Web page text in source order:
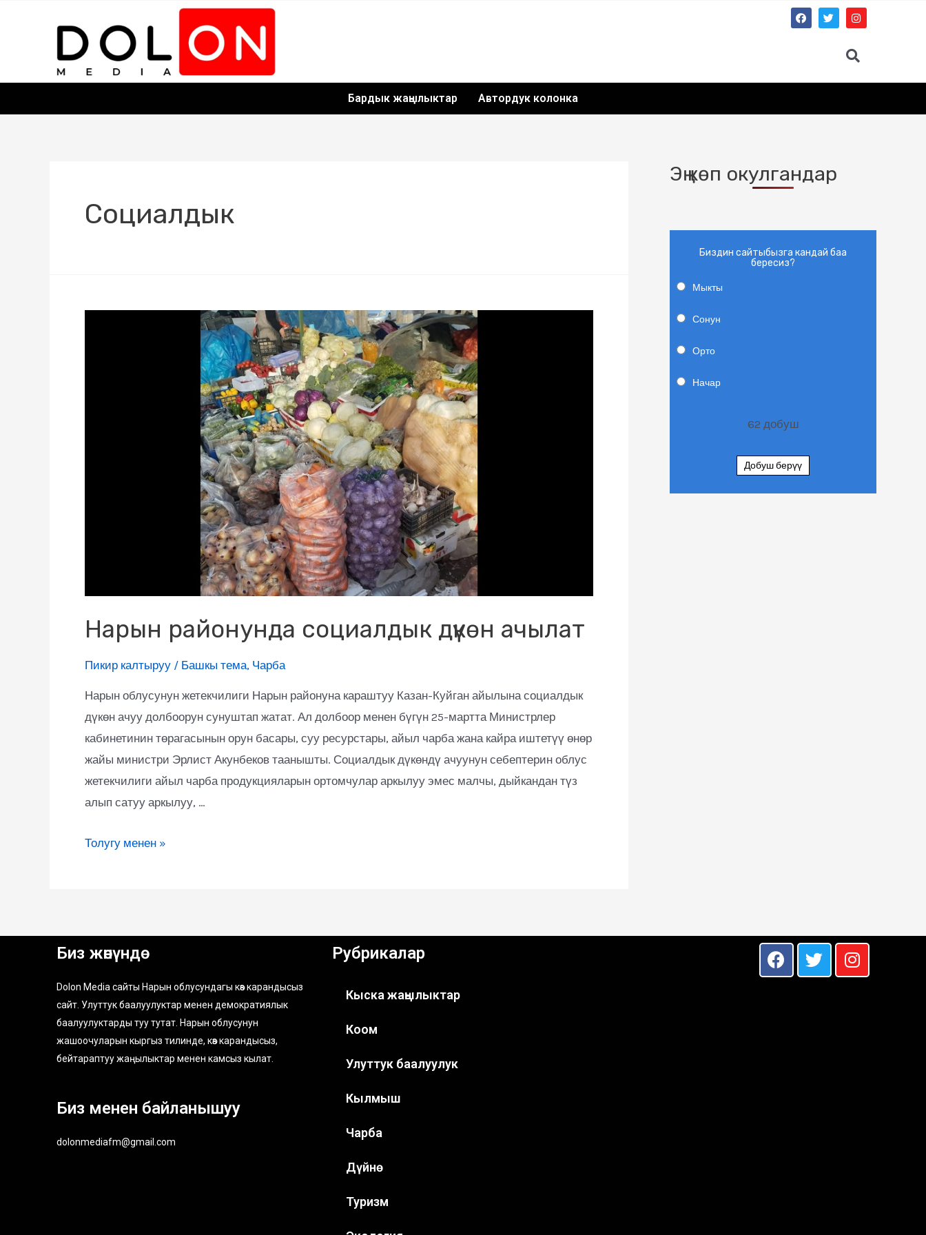
Бардык жаңылыктар Автордук колонка
Социалдык
Нарын районунда социалдык дүкөн ачылат
Пикир калтыруу / Башкы тема, Чарба
Нарын облусунун жетекчилиги Нарын районуна караштуу Казан-Куйган айылына социалдык
дүкөн ачуу долбоорун сунуштап жатат. Ал долбоор менен бүгүн 25-мартта Министрлер
кабинетинин төрагасынын орун басары, суу ресурстары, айыл чарба жана кайра иштетүү өнөр
жайы министри Эрлист Акунбеков таанышты. Социалдык дүкөндү ачуунун себептерин облус
жетекчилиги айыл чарба продукцияларын ортомчулар аркылуу эмес малчы, дыйкандан түз
алып сатуу аркылуу, …
Толугу менен »
Эң көп окулгандар
Биздин сайтыбызга кандай баа
бересиз?
Мыкты
Сонун
Орто
Начар
62 добуш
Добуш берүү
Биз жөнүндө
Dolon Media сайты Нарын облусундагы көз карандысыз
сайт. Улуттук баалуулуктар менен демократиялык
баалуулуктарды туу тутат. Нарын облусунун
жашоочуларын кыргыз тилинде, көз карандысыз,
бейтараптуу жаңылыктар менен камсыз кылат.
Биз менен байланышуу
dolonmediafm@gmail.com
Рубрикалар
Кыска жаңылыктар
Коом
Улуттук баалуулук
Кылмыш
Чарба
Дүйнө
Туризм